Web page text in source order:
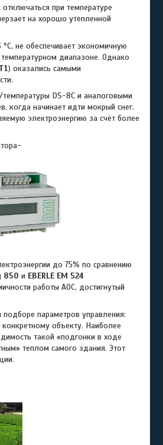
при температуре
на хорошо утепленной
не обеспечивает экономичную
диапазоне. Однако
) оказались самыми
DS-8С и аналоговыми
когда начинает идти мокрый снег.
электроэнергию за счёт более
до 75% по сравнению
850 и EBERLE ЕМ 524
работы АОС, достигнутый
параметров управления:
конкретному объекту. Наиболее
такой «подгонки в ходе
теплом самого здания. Этот